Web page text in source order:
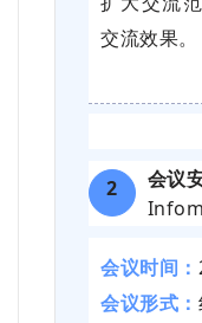
交流效果。
2
会议
会议时间：
会议形式：